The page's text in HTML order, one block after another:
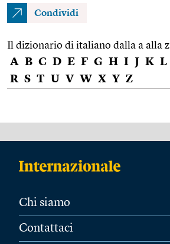
Condividi
Il dizionario di italiano dalla a alla z
A B C D E F G H I J K L
R S T U V W X Y Z
Chi siamo
Contattaci